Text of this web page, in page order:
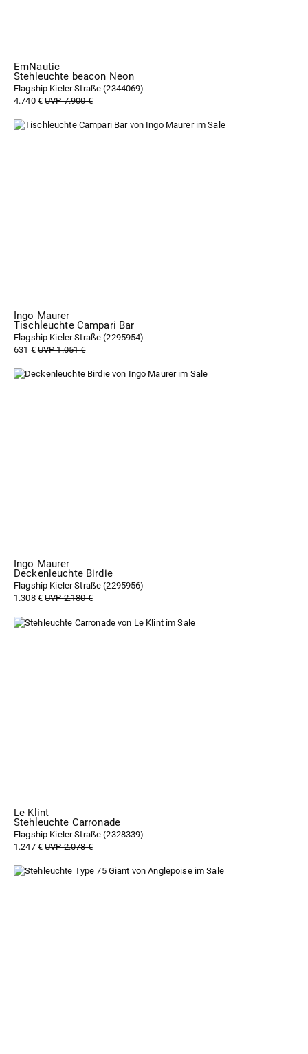
EmNautic
Stehleuchte beacon Neon
Flagship Kieler Straße (2344069)
4.740 €UVP 7.900 €
Ingo Maurer
Tischleuchte Campari Bar
Flagship Kieler Straße (2295954)
631 €UVP 1.051 €
Ingo Maurer
Deckenleuchte Birdie
Flagship Kieler Straße (2295956)
1.308 €UVP 2.180 €
Le Klint
Stehleuchte Carronade
Flagship Kieler Straße (2328339)
1.247 €UVP 2.078 €